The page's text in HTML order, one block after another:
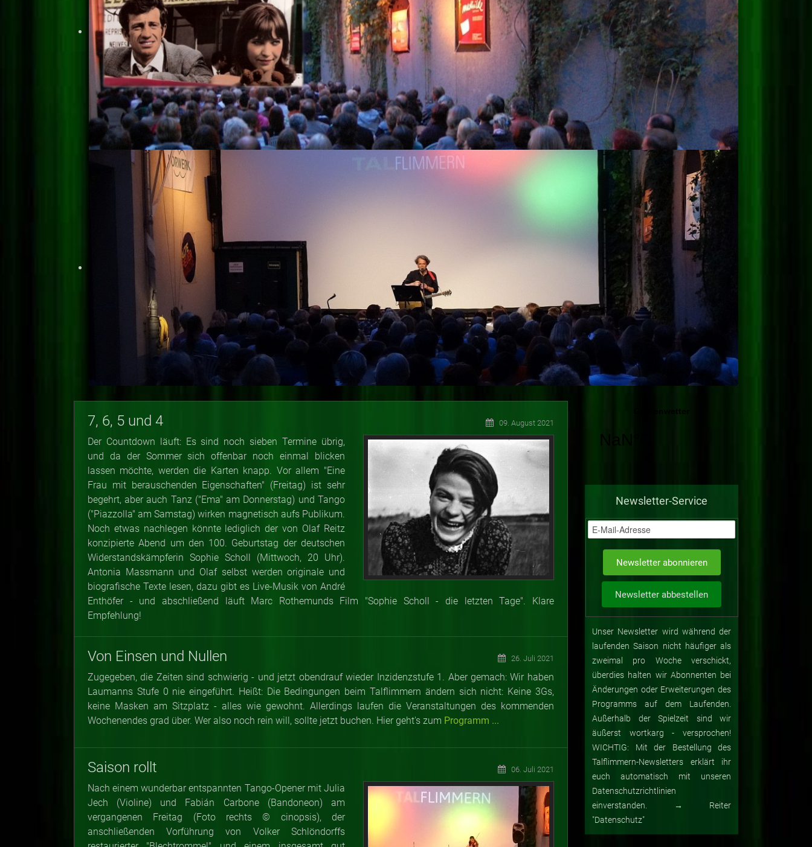
7, 6, 5 und 4 09. August 2021
Der Countdown läuft: Es sind noch sieben Termine übrig,
und da der Sommer sich offenbar noch einmal blicken
lassen möchte, werden die Karten knapp. Vor allem "Eine
Frau mit berauschenden Eigenschaften" (Freitag) ist sehr
begehrt, aber auch Tanz ("Ema" am Donnerstag) und Tango
("Piazzolla" am Samstag) wirken magnetisch aufs Publikum.
Noch etwas nachlegen könnte lediglich der von Olaf Reitz
konzipierte Abend um den 100. Geburtstag der deutschen
Widerstandskämpferin Sophie Scholl (Mittwoch, 20 Uhr).
Antonia Massmann und Olaf selbst werden originale und
biografische Texte lesen, dazu gibt es Live-Musik von André
Enthöfer - und abschließend läuft Marc Rothemunds Film "Sophie Scholl - die letzten Tage". Klare
Empfehlung!
Von Einsen und Nullen 26. Juli 2021
Zugegeben, die Zeiten sind schwierig - und jetzt obendrauf wieder Inzidenzstufe 1. Aber gemach: Wir haben
Laumanns Stufe 0 nie eingeführt. Heißt: Die Bedingungen beim Talflimmern ändern sich nicht: Keine 3Gs,
keine Masken am Sitzplatz - alles wie gewohnt. Allerdings laufen die Veranstaltungen des kommenden
Wochenendes grad über. Wer also noch rein will, sollte jetzt buchen. Hier geht's zum Programm ...
Saison rollt 06. Juli 2021
Nach einem wunderbar entspannten Tango-Opener mit Julia
Jech (Violine) und Fabián Carbone (Bandoneon) am
vergangenen Freitag (Foto rechts © cinopsis), der
anschließenden Vorführung von Volker Schlöndorffs
Newsletter-Service
Unser Newsletter wird während der
laufenden Saison nicht häufiger als
zweimal pro Woche verschickt,
überdies halten wir Abonnenten bei
Änderungen oder Erweiterungen des
Programms auf dem Laufenden.
Außerhalb der Spielzeit sind wir
äußerst wortkarg - versprochen!
WICHTIG: Mit der Bestellung des
Talflimmern-Newsletters erklärt ihr
euch automatisch mit unseren
Datenschutzrichtlinien
einverstanden. → Reiter
"Datenschutz"